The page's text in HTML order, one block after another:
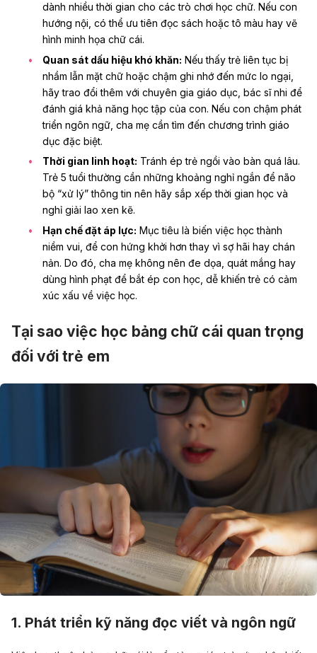
dành nhiều thời gian cho các trò chơi học chữ. Nếu con
hướng nội, có thể ưu tiên đọc sách hoặc tô màu hay vẽ
hình minh họa chữ cái.
Quan sát dấu hiệu khó khăn: Nếu thấy trẻ liên tục bị
nhầm lẫn mặt chữ hoặc chậm ghi nhớ đến mức lo ngại,
hãy trao đổi thêm với chuyên gia giáo dục, bác sĩ nhi để
đánh giá khả năng học tập của con. Nếu con chậm phát
triển ngôn ngữ, cha mẹ cần tìm đến chương trình giáo
dục đặc biệt.
Thời gian linh hoạt: Tránh ép trẻ ngồi vào bàn quá lâu.
Trẻ 5 tuổi thường cần những khoảng nghỉ ngắn để não
bộ “xử lý” thông tin nên hãy sắp xếp thời gian học và
nghỉ giải lao xen kẽ.
Hạn chế đặt áp lực: Mục tiêu là biến việc học thành
niềm vui, để con hứng khởi hơn thay vì sợ hãi hay chán
nản. Do đó, cha mẹ không nên đe dọa, quát mắng hay
dùng hình phạt để bắt ép con học, dễ khiến trẻ có cảm
xúc xấu về việc học.
Tại sao việc học bảng chữ cái quan trọng
đối với trẻ em
1. Phát triển kỹ năng đọc viết và ngôn ngữ